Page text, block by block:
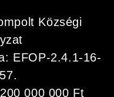
Községi
EFOP-2.4.1-16-
000 000 Ft